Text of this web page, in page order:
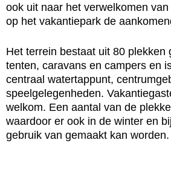
ook uit naar het verwelkomen
op het vakantiepark de
Het terrein bestaat uit 80 plekken
tenten, caravans en campers en
centraal watertappunt,
speelgelegenheden.
welkom. Een aantal van de
waardoor er ook in de winter en
gebruik van gemaakt kan worden.